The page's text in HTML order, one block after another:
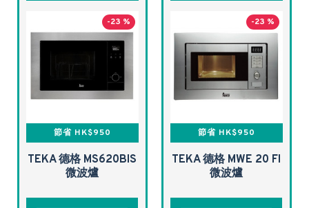
-23 %
節省 HK$950
TEKA 德格 MS620BIS
微波爐
-23 %
節省 HK$950
TEKA 德格 MWE 20 FI
微波爐